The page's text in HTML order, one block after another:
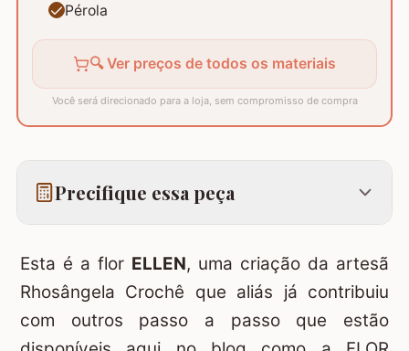
Pérola
🔍 Ver preços de todos os materiais
Você será direcionado para a loja, sem compromisso de compra
Precifique essa peça
Esta é a flor ELLEN, uma criação da artesã
Rhosângela Crochê que aliás já contribuiu
com outros passo a passo que estão